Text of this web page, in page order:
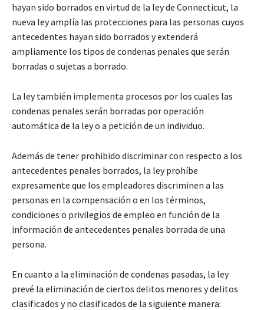
hayan sido borrados en virtud de la ley de Connecticut, la
nueva ley amplía las protecciones para las personas cuyos
antecedentes hayan sido borrados y extenderá
ampliamente los tipos de condenas penales que serán
borradas o sujetas a borrado.
La ley también implementa procesos por los cuales las
condenas penales serán borradas por operación
automática de la ley o a petición de un individuo.
Además de tener prohibido discriminar con respecto a los
antecedentes penales borrados, la ley prohíbe
expresamente que los empleadores discriminen a las
personas en la compensación o en los términos,
condiciones o privilegios de empleo en función de la
información de antecedentes penales borrada de una
persona.
En cuanto a la eliminación de condenas pasadas, la ley
prevé la eliminación de ciertos delitos menores y delitos
clasificados y no clasificados de la siguiente manera: